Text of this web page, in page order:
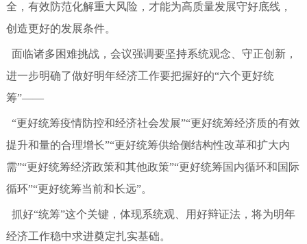
全，有效防范化解重大风险，才能为高质量发展守好底线，
创造更好的发展条件。
面临诸多困难挑战，会议强调要坚持系统观念、守正创新，
进一步明确了做好明年经济工作要把握好的“六个更好统
筹”——
“更好统筹疫情防控和经济社会发展”“更好统筹经济质的有效
提升和量的合理增长”“更好统筹供给侧结构性改革和扩大内
需”“更好统筹经济政策和其他政策”“更好统筹国内循环和国际
循环”“更好统筹当前和长远”。
抓好“统筹”这个关键，体现系统观、用好辩证法，将为明年
经济工作稳中求进奠定扎实基础。